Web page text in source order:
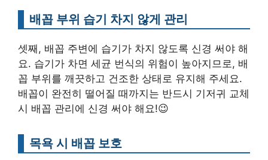
배꼽 부위 습기 차지 않게 관리
셋째, 배꼽 주변에 습기가 차지 않도록 신경 써야 해
요. 습기가 차면 세균 번식의 위험이 높아지므로, 배
꼽 부위를 깨끗하고 건조한 상태로 유지해 주세요.
배꼽이 완전히 떨어질 때까지는 반드시 기저귀 교체
시 배꼽 관리에 신경 써야 해요!😉
목욕 시 배꼽 보호